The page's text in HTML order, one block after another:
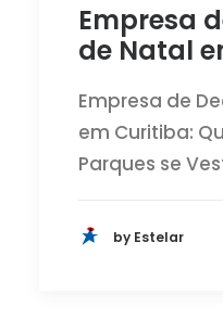
Empresa
de Natal
Empresa de
em Curitiba:
Parques se
by Estelar